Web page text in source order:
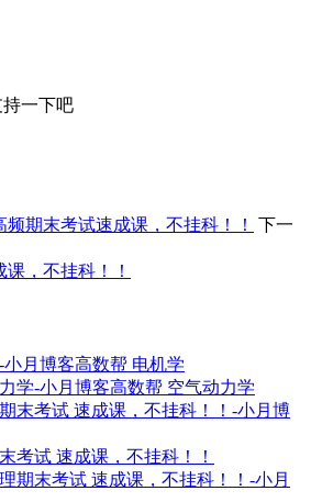
一下吧
期末考试速成课，不挂科！！
下一
，不挂科！！
高数帮 电机学
高数帮 空气动力学
考试 速成课，不挂科！！